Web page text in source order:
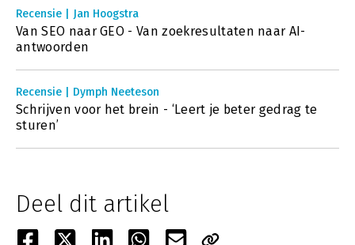
Recensie | Jan Hoogstra
Van SEO naar GEO - Van zoekresultaten naar AI-
antwoorden
Recensie | Dymph Neeteson
Schrijven voor het brein - ‘Leert je beter gedrag te
sturen’
Deel dit artikel